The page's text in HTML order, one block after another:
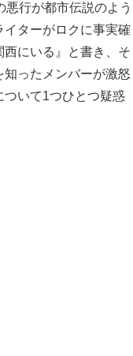
悪行が都市伝説のよう
ターがロクに事実確
にいる』と書き、そ
ったメンバーが激怒
ついて1つひとつ疑惑